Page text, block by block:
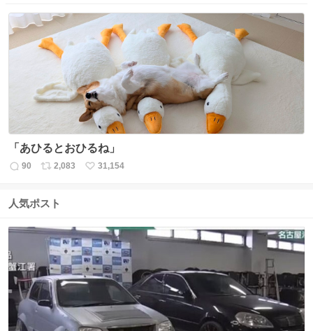
ス
ト
数
ね
数
「あひるとおひるね」
返
数
90
リ
ス
数
2,083
い
31,154
人気ポスト